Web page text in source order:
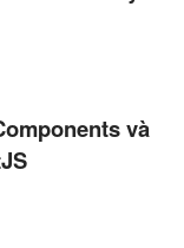
và